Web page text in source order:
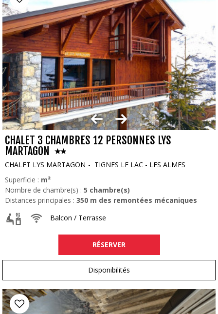
CHALET 3 CHAMBRES 12 PERSONNES LYS
MARTAGON
CHALET LYS MARTAGON
TIGNES LE LAC - LES ALMES
Superficie : m²
Nombre de chambre(s) : 5 chambre(s)
Distances principales : 350 m des remontées mécaniques
Balcon / Terrasse
RÉSERVER
Disponibilités